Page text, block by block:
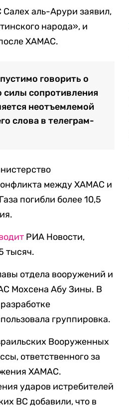
аль-Арури заявил,
народа», и
ХАМАС.
говорить о
силы сопротивления
неотъемлемой
слова в телеграм-
между ХАМАС и
погибли более 10,5
РИА Новости,
тысяч.
отдела вооружений и
Мохсена Абу Зины. В
группировка.
Вооруженных
ответственного за
ХАМАС.
ударов истребителей
ВС добавили, что в